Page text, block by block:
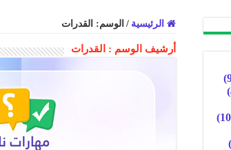
الرئيسية / الوسم: القدرات
أرشيف الوسم : القدرات